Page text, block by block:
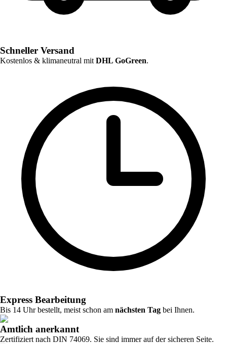
Schneller Versand
Kostenlos & klimaneutral mit DHL GoGreen.
Express Bearbeitung
Bis 14 Uhr bestellt, meist schon am nächsten Tag bei Ihnen.
Amtlich anerkannt
Zertifiziert nach DIN 74069. Sie sind immer auf der sicheren Seite.